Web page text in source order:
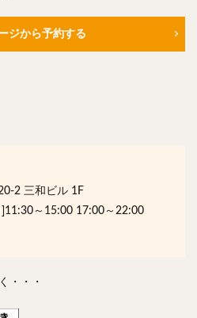
ジから予約する
2 三和ビル 1F
～15:00 17:00～22:00
・・・